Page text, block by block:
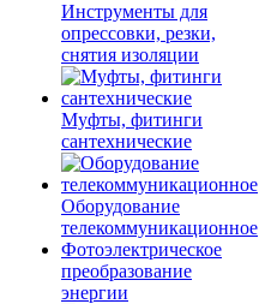
Инструменты для
опрессовки, резки,
снятия изоляции
Муфты, фитинги
сантехнические
Оборудование
телекоммуникационное
Фотоэлектрическое
преобразование
энергии